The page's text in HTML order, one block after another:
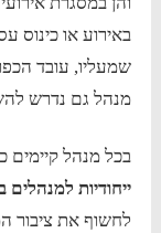
באירוע או כינוס
שמעליו, עובד
מנהל גם נדרש
בכל מנהל קיימים
ייחודיות
לחשוף את ציבור